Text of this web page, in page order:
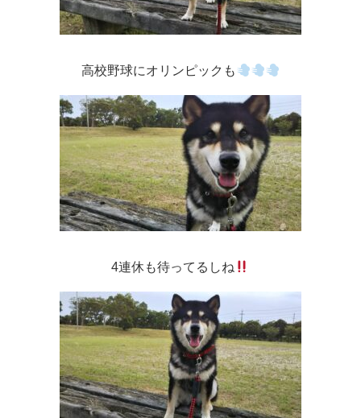
高校野球にオリンピックも
4連休も待ってるしね